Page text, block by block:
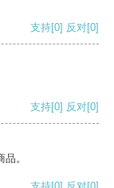
支持[0] 反对[0]
支持[0] 反对[0]
。